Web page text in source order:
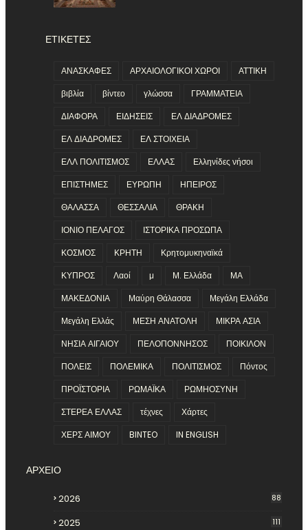
ΕΤΙΚΕΤΕΣ
ΑΝΑΣΚΑΦΕΣ ΑΡΧΑΙΟΛΟΓΙΚΟΙ ΧΩΡΟΙ
ΑΤΤΙΚΗ
βιβλία
βίντεο γλώσσα
ΓΡΑΜΜΑΤΕΙΑ
ΔΙΑΦΟΡΑ
ΕΙΔΗΣΕΙΣ
ΕΛ ΔΙΑΔΡΟΜΕΣ
ΕΛ ΔΙΑΔΡΟΜΕΣ
ΕΛ ΣΤΟΙΧΕΙΑ
ΕΛΛ ΠΟΛΙΤΙΣΜΟΣ
ΕΛΛΑΣ
Ελληνίδες νήσοι
ΕΠΙΣΤΗΜΕΣ
ΕΥΡΩΠΗ
ΗΠΕΙΡΟΣ
ΘΑΛΑΣΣΑ
ΘΕΣΣΑΛΙΑ
ΘΡΑΚΗ
ΙΟΝΙΟ ΠΕΛΑΓΟΣ
ΙΣΤΟΡΙΚΑ ΠΡΟΣΩΠΑ
ΚΟΣΜΟΣ
ΚΡΗΤΗ
Κρητομυκηναϊκά
ΚΥΠΡΟΣ
Λαοί μ Μ. Ελλάδα
ΜΑ
ΜΑΚΕΔΟΝΙΑ
Μαύρη Θάλασσα
Μεγάλη Ελλάδα
Μεγάλη Ελλάς
ΜΕΣΗ ΑΝΑΤΟΛΗ
ΜΙΚΡΑ ΑΣΙΑ
ΝΗΣΙΑ ΑΙΓΑΙΟΥ
ΠΕΛΟΠΟΝΝΗΣΟΣ
ΠΟΙΚΙΛΟΝ
ΠΟΛΕΙΣ
ΠΟΛΕΜΙΚΑ ΠΟΛΙΤΙΣΜΟΣ
Πόντος
ΠΡΟΪΣΤΟΡΙΑ
ΡΩΜΑΪΚΑ
ΡΩΜΗΟΣΥΝΗ
ΣΤΕΡΕΑ ΕΛΛΑΣ
τέχνες
Χάρτες
ΧΕΡΣ ΑΙΜΟΥ
BINTEO IN ENGLISH
ΑΡΧΕΙΟ
2026 88
2025 111